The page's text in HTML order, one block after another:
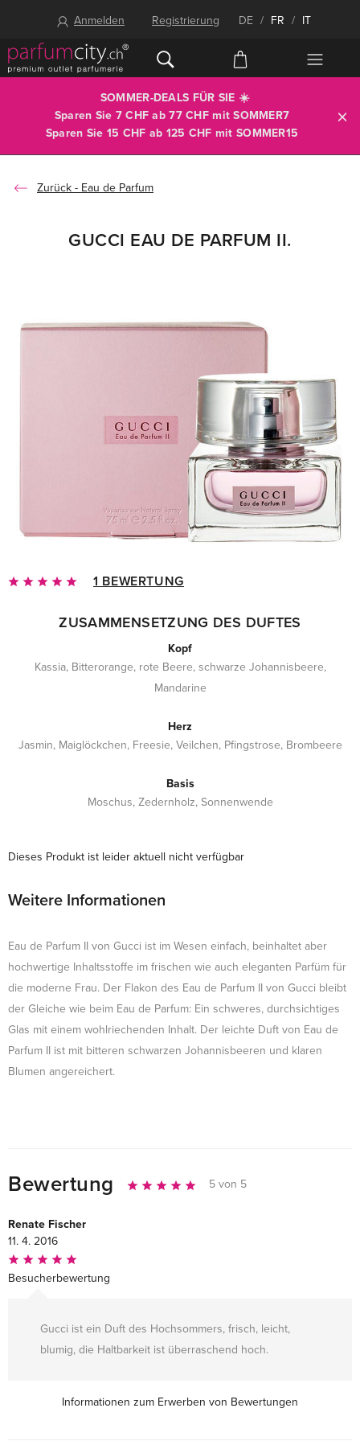
Anmelden Registrierung DE / FR / IT
SOMMER-DEALS FÜR SIE ☀️
Sparen Sie 7 CHF ab 77 CHF mitSOMMER7
Sparen Sie 15 CHF ab 125 CHF mit SOMMER15
Eau de Parfum
GUCCI EAU DE PARFUM II.
1 BEWERTUNG
ZUSAMMENSETZUNG DES DUFTES
Kopf
Kassia, Bitterorange, rote Beere, schwarze Johannisbeere,
Mandarine
Herz
Jasmin, Maiglöckchen, Freesie, Veilchen, Pfingstrose, Brombeere
Basis
Moschus, Zedernholz, Sonnenwende
Dieses Produkt ist leider aktuell nicht verfügbar
Weitere Informationen
Eau de Parfum II von Gucci ist im Wesen einfach, beinhaltet aber
hochwertige Inhaltsstoffe im frischen wie auch eleganten Parfüm für
die moderne Frau. Der Flakon des Eau de Parfum II von Gucci bleibt
der Gleiche wie beim Eau de Parfum: Ein schweres, durchsichtiges
Glas mit einem wohlriechenden Inhalt. Der leichte Duft von Eau de
Parfum II ist mit bitteren schwarzen Johannisbeeren und klaren
Blumen angereichert.
Bewertung 5 von 5
Renate Fischer
11. 4. 2016
Besucherbewertung
Gucci ist ein Duft des Hochsommers, frisch, leicht,
blumig, die Haltbarkeit ist überraschend hoch.
Informationen zum Erwerben von Bewertungen